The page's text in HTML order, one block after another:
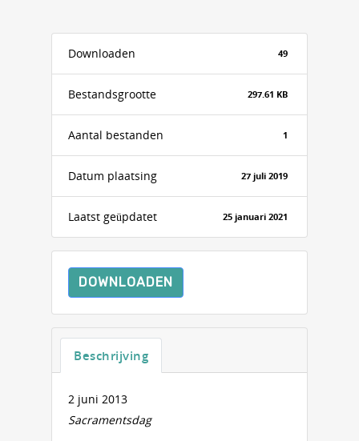
Downloaden 49
Bestandsgrootte 297.61 KB
Aantal bestanden 1
Datum plaatsing 27 juli 2019
Laatst geüpdatet 25 januari 2021
DOWNLOADEN
Beschrijving
2 juni 2013
Sacramentsdag